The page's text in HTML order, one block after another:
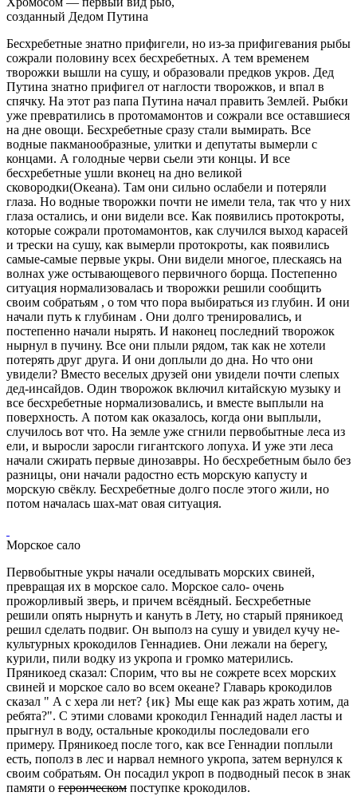
созданный Дедом Путина
Бесхребетные знатно прифигели, но из-за прифигевания рыбы
сожрали половину всех бесхребетных. А тем временем
творожки вышли на сушу, и образовали предков укров. Дед
Путина знатно прифигел от наглости творожков, и впал в
спячку. На этот раз папа Путина начал править Землей. Рыбки
уже превратились в протомамонтов и сожрали все оставшиеся
на дне овощи. Бесхребетные сразу стали вымирать. Все
водные пакманообразные, улитки и депутаты вымерли с
концами. А голодные черви сьели эти концы. И все
бесхребетные ушли вконец на дно великой
сковородки(Океана). Там они сильно ослабели и потеряли
глаза. Но водные творожки почти не имели тела, так что у них
глаза остались, и они видели все. Как появились протокроты,
которые сожрали протомамонтов, как случился выход карасей
и трески на сушу, как вымерли протокроты, как появились
самые-самые первые укры. Они видели многое, плескаясь на
волнах уже остывающевого первичного борща. Постепенно
ситуация нормализовалась и творожки решили сообщить
своим собратьям , о том что пора выбираться из глубин. И они
начали путь к глубинам . Они долго тренировались, и
постепенно начали нырять. И наконец последний творожок
нырнул в пучину. Все они плыли рядом, так как не хотели
потерять друг друга. И они доплыли до дна. Но что они
увидели? Вместо веселых друзей они увидели почти слепых
дед-инсайдов. Один творожок включил китайскую музыку и
все бесхребетные нормализовались, и вместе выплыли на
поверхность. А потом как оказалось, когда они выплыли,
случилось вот что. На земле уже сгнили первобытные леса из
ели, и выросли заросли гигантского лопуха. И уже эти леса
начали сжирать первые динозавры. Но бесхребетным было без
разницы, они начали радостно есть морскую капусту и
морскую свёклу. Бесхребетные долго после этого жили, но
потом началась шах-мат овая ситуация.
Морское сало
Первобытные укры начали оседлывать морских свиней,
превращая их в морское сало. Морское сало- очень
прожорливый зверь, и причем всёядный. Бесхребетные
решили опять нырнуть и кануть в Лету, но старый пряникоед
решил сделать подвиг. Он выполз на сушу и увидел кучу не-
культурных крокодилов Геннадиев. Они лежали на берегу,
курили, пили водку из укропа и громко матерились.
Пряникоед сказал: Спорим, что вы не сожрете всех морских
свиней и морское сало во всем океане? Главарь крокодилов
сказал " А с хера ли нет? {ик} Мы еще как раз жрать хотим, да
ребята?". С этими словами крокодил Геннадий надел ласты и
прыгнул в воду, остальные крокодилы последовали его
примеру. Пряникоед после того, как все Геннадии поплыли
есть, пополз в лес и нарвал немного укропа, затем вернулся к
своим собратьям. Он посадил укроп в подводный песок в знак
памяти о героическом поступке крокодилов.